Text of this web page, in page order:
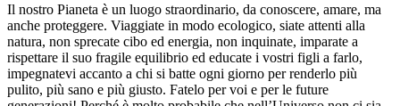
Il nostro Pianeta è un luogo straordinario, da conoscere, amare, ma
anche proteggere. Viaggiate in modo ecologico, siate attenti alla
natura, non sprecate cibo ed energia, non inquinate, imparate a
rispettare il suo fragile equilibrio ed educate i vostri figli a farlo,
impegnatevi accanto a chi si batte ogni giorno per renderlo più
pulito, più sano e più giusto. Fatelo per voi e per le future